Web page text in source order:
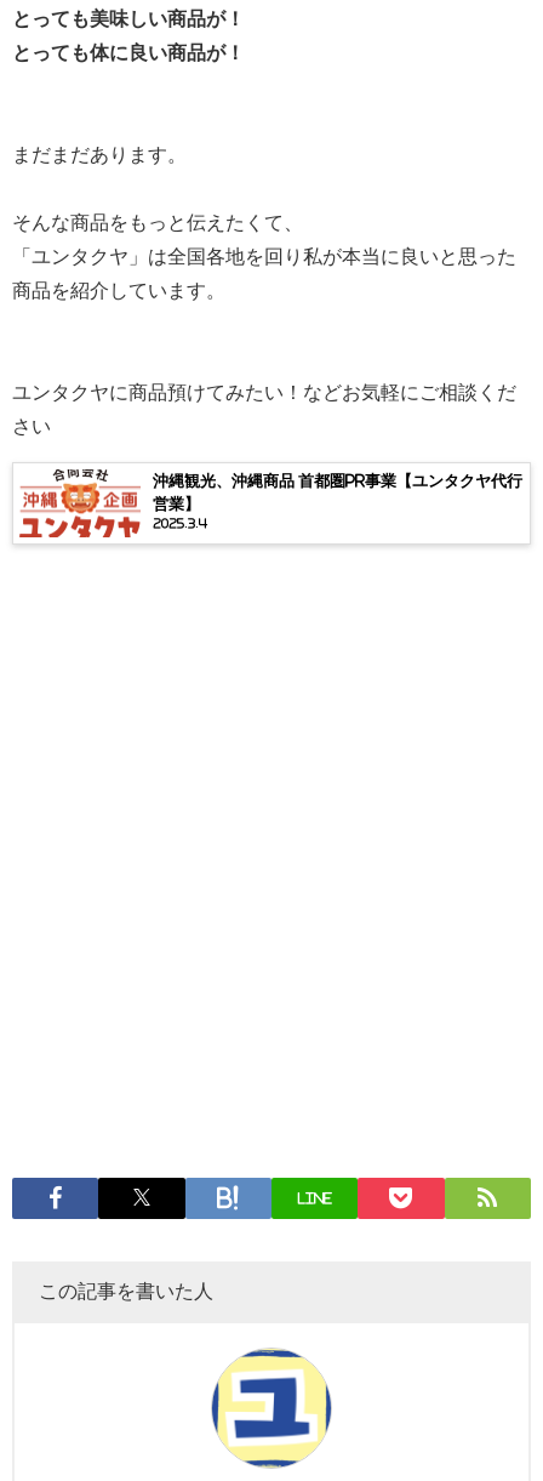
とっても美味しい商品が！
とっても体に良い商品が！
まだまだあります。
そんな商品をもっと伝えたくて、
「ユンタクヤ」は全国各地を回り私が本当に良いと思った
商品を紹介しています。
ユンタクヤに商品預けてみたい！などお気軽にご相談くだ
さい
沖縄観光、沖縄商品 首都圏PR事業【ユンタクヤ代行
営業】
2025.3.4
LINE
この記事を書いた人